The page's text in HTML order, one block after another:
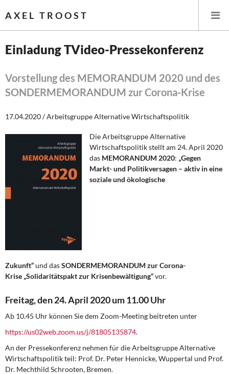
AXEL TROOST
Themen
Memo-Gruppe
Institut Solidarische Moderne
Rosa-Luxemburg-Stiftung
Über mich
Einladung TVideo-Pressekonferenz
Vorstellung des MEMORANDUM 2020 und des
SONDERMEMORANDUM zur Corona-Krise
17.04.2020 / Arbeitsgruppe Alternative Wirtschaftspolitik
Die Arbeitsgruppe Alternative
Wirtschaftspolitik stellt am 24. April 2020
das MEMORANDUM 2020: „Gegen
Markt- und Politikversagen – aktiv in eine
soziale und ökologische
Zukunft“und dasSONDERMEMORANDUM zur Corona-
Krise „Solidaritätspakt zur Krisenbewältigung“vor.
Freitag, den 24. April 2020 um 11.00 Uhr
Ab 10.45 Uhr können Sie dem Zoom-Meeting beitreten unter
https://us02web.zoom.us/j/81805135874.
An der Pressekonferenz nehmen für die Arbeitsgruppe Alternative
Wirtschaftspolitik teil: Prof. Dr. Peter Hennicke, Wuppertal und Prof.
Dr. Mechthild Schrooten, Bremen.